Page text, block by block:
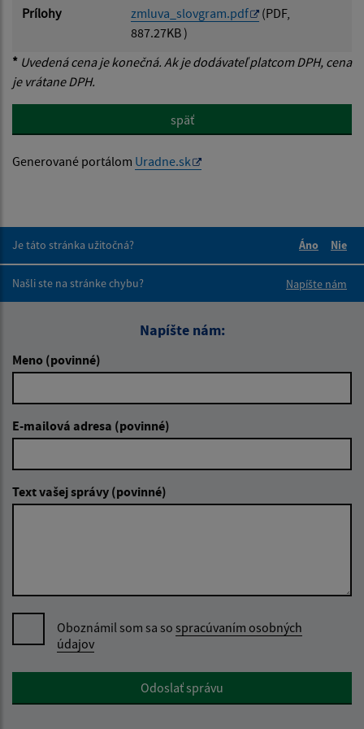
Prílohy zmluva_slovgram.pdf
(PDF,
887.27KB )
* Uvedená cena je konečná. Ak je dodávateľ platcom DPH, cena
je vrátane DPH.
späť
Generované portálom Uradne.sk
Je táto stránka užitočná?
Áno
Nie
Našli ste na stránke chybu?
Napíšte nám
Napíšte nám:
Meno (povinné)
E-mailová adresa (povinné)
Text vašej správy (povinné)
Oboznámil som sa so spracúvaním osobných
údajov
Google reCaptcha ResponseOdoslať správu